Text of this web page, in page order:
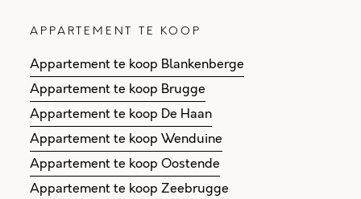
APPARTEMENT TE KOOP
Appartement te koop Blankenberge
Appartement te koop Brugge
Appartement te koop De Haan
Appartement te koop Wenduine
Appartement te koop Oostende
Appartement te koop Zeebrugge